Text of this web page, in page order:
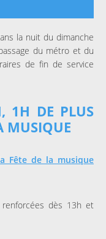
la nuit du dimanche
du métro et du
de fin de service
1H DE PLUS
MUSIQUE
Fête de la musique
dès 13h et